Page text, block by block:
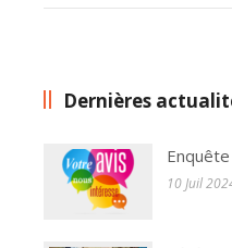
Dernières
10 Juil